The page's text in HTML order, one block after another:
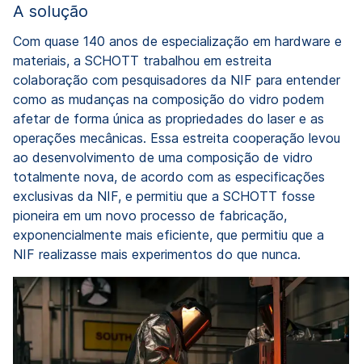
A solução
Com quase 140 anos de especialização em hardware e
materiais, a SCHOTT trabalhou em estreita
colaboração com pesquisadores da NIF para entender
como as mudanças na composição do vidro podem
afetar de forma única as propriedades do laser e as
operações mecânicas. Essa estreita cooperação levou
ao desenvolvimento de uma composição de vidro
totalmente nova, de acordo com as especificações
exclusivas da NIF, e permitiu que a SCHOTT fosse
pioneira em um novo processo de fabricação,
exponencialmente mais eficiente, que permitiu que a
NIF realizasse mais experimentos do que nunca.